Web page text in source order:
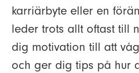
karriärbyte eller en
leder trots allt oftast till
dig motivation till att
och ger dig tips på hur